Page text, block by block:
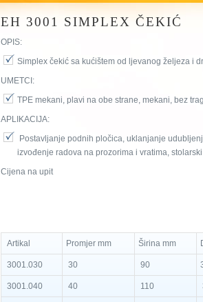
EH 3001 SIMPLEX ČEKIĆ
OPIS:
Simplex čekić sa kućištem od ljevanog željeza i
UMETCI:
TPE mekani, plavi na obe strane, mekani, bez
APLIKACIJA:
Postavljanje podnih pločica, uklanjanje
izvođenje radova na prozorima i vratima,
Artikal Promjer mm Širina mm
3001.030 30 90
3001.040 40 110
Cijena na upit